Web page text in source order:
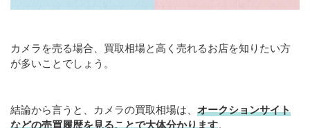
カメラを売る場合、買取相場と高く売れるお店を知りたい方
が多いことでしょう。
結論から言うと、カメラの買取相場は、 オークションサイト
などの売買履歴を見ることで大体分かります。